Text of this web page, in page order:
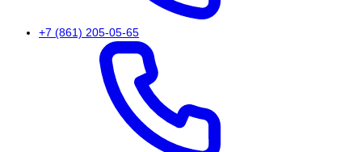
+7 (861) 205-05-65